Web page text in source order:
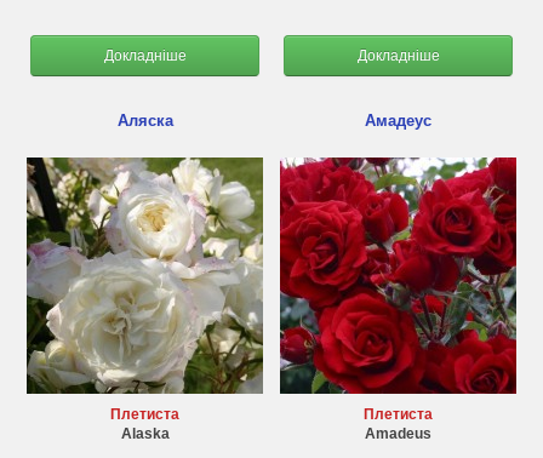
Докладніше Докладніше
Аляска
Плетиста
Alaska
Амадеус
Плетиста
Amadeus